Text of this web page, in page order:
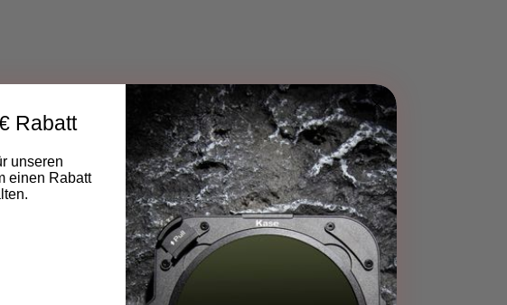
Rabatt
unseren
einen Rabatt